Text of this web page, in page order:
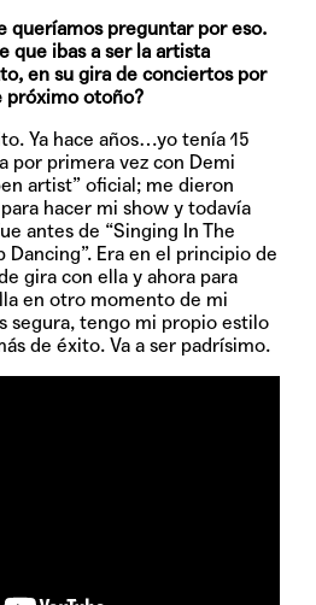
queríamos preguntar por eso.
que ibas a ser la artista
en su gira de conciertos por
próximo otoño?
Ya hace años…yo tenía 15
por primera vez con Demi
artist” oficial; me dieron
hacer mi show y todavía
antes de “Singing In The
Dancing”. Era en el principio de
gira con ella y ahora para
en otro momento de mi
segura, tengo mi propio estilo
de éxito. Va a ser padrísimo.